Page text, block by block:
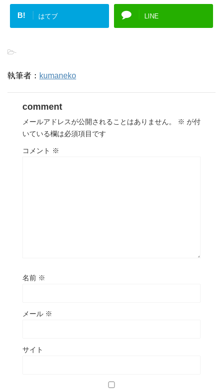
B! はてブ LINE
-
執筆者： kumaneko
comment
メールアドレスが公開されることはありません。 ※ が付
いている欄は必須項目です
コメント ※
名前 ※
メール ※
サイト